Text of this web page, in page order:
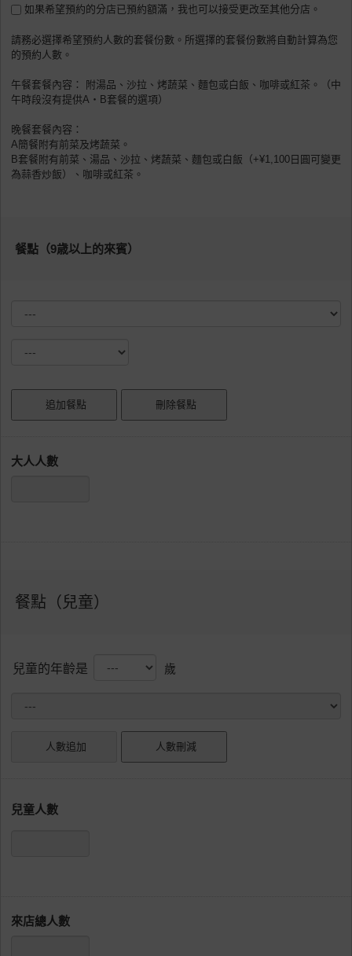
如果希望預約的分店已預約額滿，我也可以接受更改至其他分店。
請務必選擇希望預約人數的套餐份數。所選擇的套餐份數將自動計算為您
的預約人數。
午餐套餐內容： 附湯品、沙拉、烤蔬菜、麵包或白飯、咖啡或紅茶。（中
午時段沒有提供A・B套餐的選項）
晚餐套餐內容：
A簡餐附有前菜及烤蔬菜。
B套餐附有前菜、湯品、沙拉、烤蔬菜、麵包或白飯（+¥1,100日圓可變更
為蒜香炒飯）、咖啡或紅茶。
餐點（9歳以上的來賓）
大人人數
餐點（兒童）
兒童的年齡是 歲
兒童人數
來店總人數